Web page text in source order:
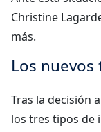
Christine
más.
Los nuevos
Tras la decisión
los tres tipos de